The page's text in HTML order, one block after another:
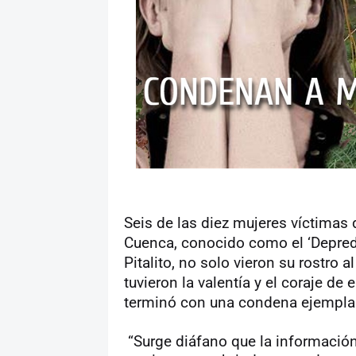
Seis de las diez mujeres víctimas
Cuenca, conocido como el
Pitalito, no solo vieron su rostro
tuvieron la valentía y el coraje de
terminó con una condena
“Surge diáfano que la